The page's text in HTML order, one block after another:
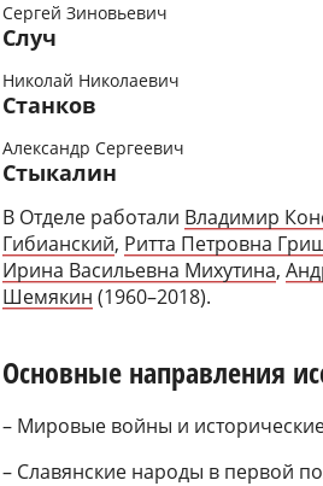
Сергей Зиновьевич
Случ
Николай Николаевич
Станков
Александр Сергеевич
Стыкалин
В Отделе работали Владимир
Гибианский, Ритта Петровна
Ирина Васильевна Михутина,
Шемякин (1960–2018).
Основные направления
– Мировые войны и
– Славянские народы в первой